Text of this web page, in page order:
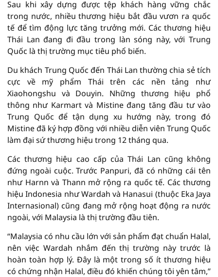
Sau khi xây dựng được tệp khách hàng vững chắc
trong nước, nhiều thương hiệu bắt đầu vươn ra quốc
tế để tìm động lực tăng trưởng mới. Các thương hiệu
Thái Lan đang đi đầu trong làn sóng này, với Trung
Quốc là thị trường mục tiêu phổ biến.
Du khách Trung Quốc đến Thái Lan thường chia sẻ tích
cực về mỹ phẩm Thái trên các nền tảng như
Xiaohongshu và Douyin. Những thương hiệu phổ
thông như Karmart và Mistine đang tăng đầu tư vào
Trung Quốc để tận dụng xu hướng này, trong đó
Mistine đã ký hợp đồng với nhiều diễn viên Trung Quốc
làm đại sứ thương hiệu trong 12 tháng qua.
Các thương hiệu cao cấp của Thái Lan cũng không
đứng ngoài cuộc. Trước Panpuri, đã có những cái tên
như Harnn và Thann mở rộng ra quốc tế. Các thương
hiệu Indonesia như Wardah và Hanasui (thuộc Eka Jaya
Internasional) cũng đang mở rộng hoạt động ra nước
ngoài, với Malaysia là thị trường đầu tiên.
“Malaysia có nhu cầu lớn với sản phẩm đạt chuẩn Halal,
nên việc Wardah nhắm đến thị trường này trước là
hoàn toàn hợp lý. Đây là một trong số ít thương hiệu
có chứng nhận Halal, điều đó khiến chúng tôi yên tâm,”